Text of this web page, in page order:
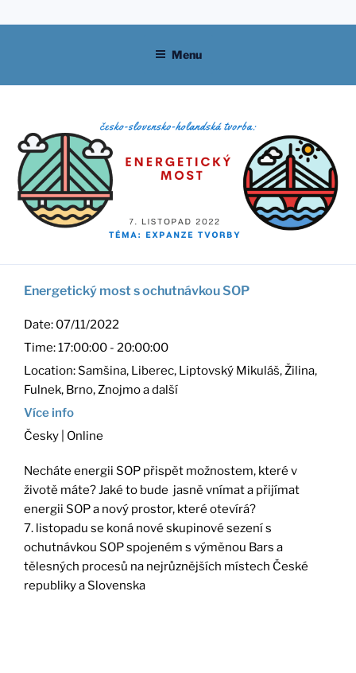
to
Menu
Energetický most s ochutnávkou SOP
Date: 07/11/2022
Time:17:00:00 - 20:00:00
Location:Samšina, Liberec, Liptovský Mikuláš, Žilina,
Fulnek, Brno, Znojmo a další
Více info
Česky | Online
Necháte energii SOP přispět možnostem, které v
životě máte? Jaké to bude jasně vnímat a přijímat
energii SOP a nový prostor, které otevírá?
7. listopadu se koná nové skupinové sezení s
ochutnávkou SOP spojeném s výměnou Bars a
tělesných procesů na nejrůznějších místech České
republiky a Slovenska